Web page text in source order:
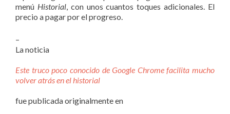
menú Historial, con unos cuantos toques adicionales. El
precio a pagar por el progreso.
–
La noticia
Este truco poco conocido de Google Chrome facilita mucho
volver atrás en el historial
fue publicada originalmente en